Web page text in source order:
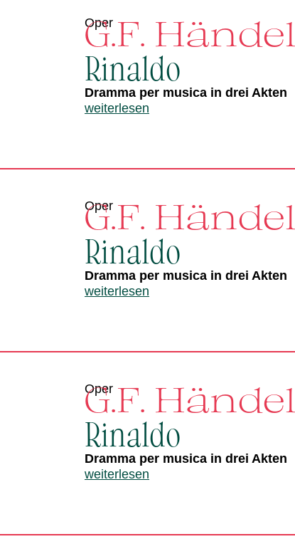
Oper
G.F. Händel
Rinaldo
Dramma per musica in drei Akten
weiterlesen
Oper
G.F. Händel
Rinaldo
Dramma per musica in drei Akten
weiterlesen
Oper
G.F. Händel
Rinaldo
Dramma per musica in drei Akten
weiterlesen